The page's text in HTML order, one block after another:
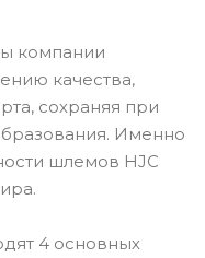
компании
качества,
сохраняя при
Именно
шлемов HJC
4 основных